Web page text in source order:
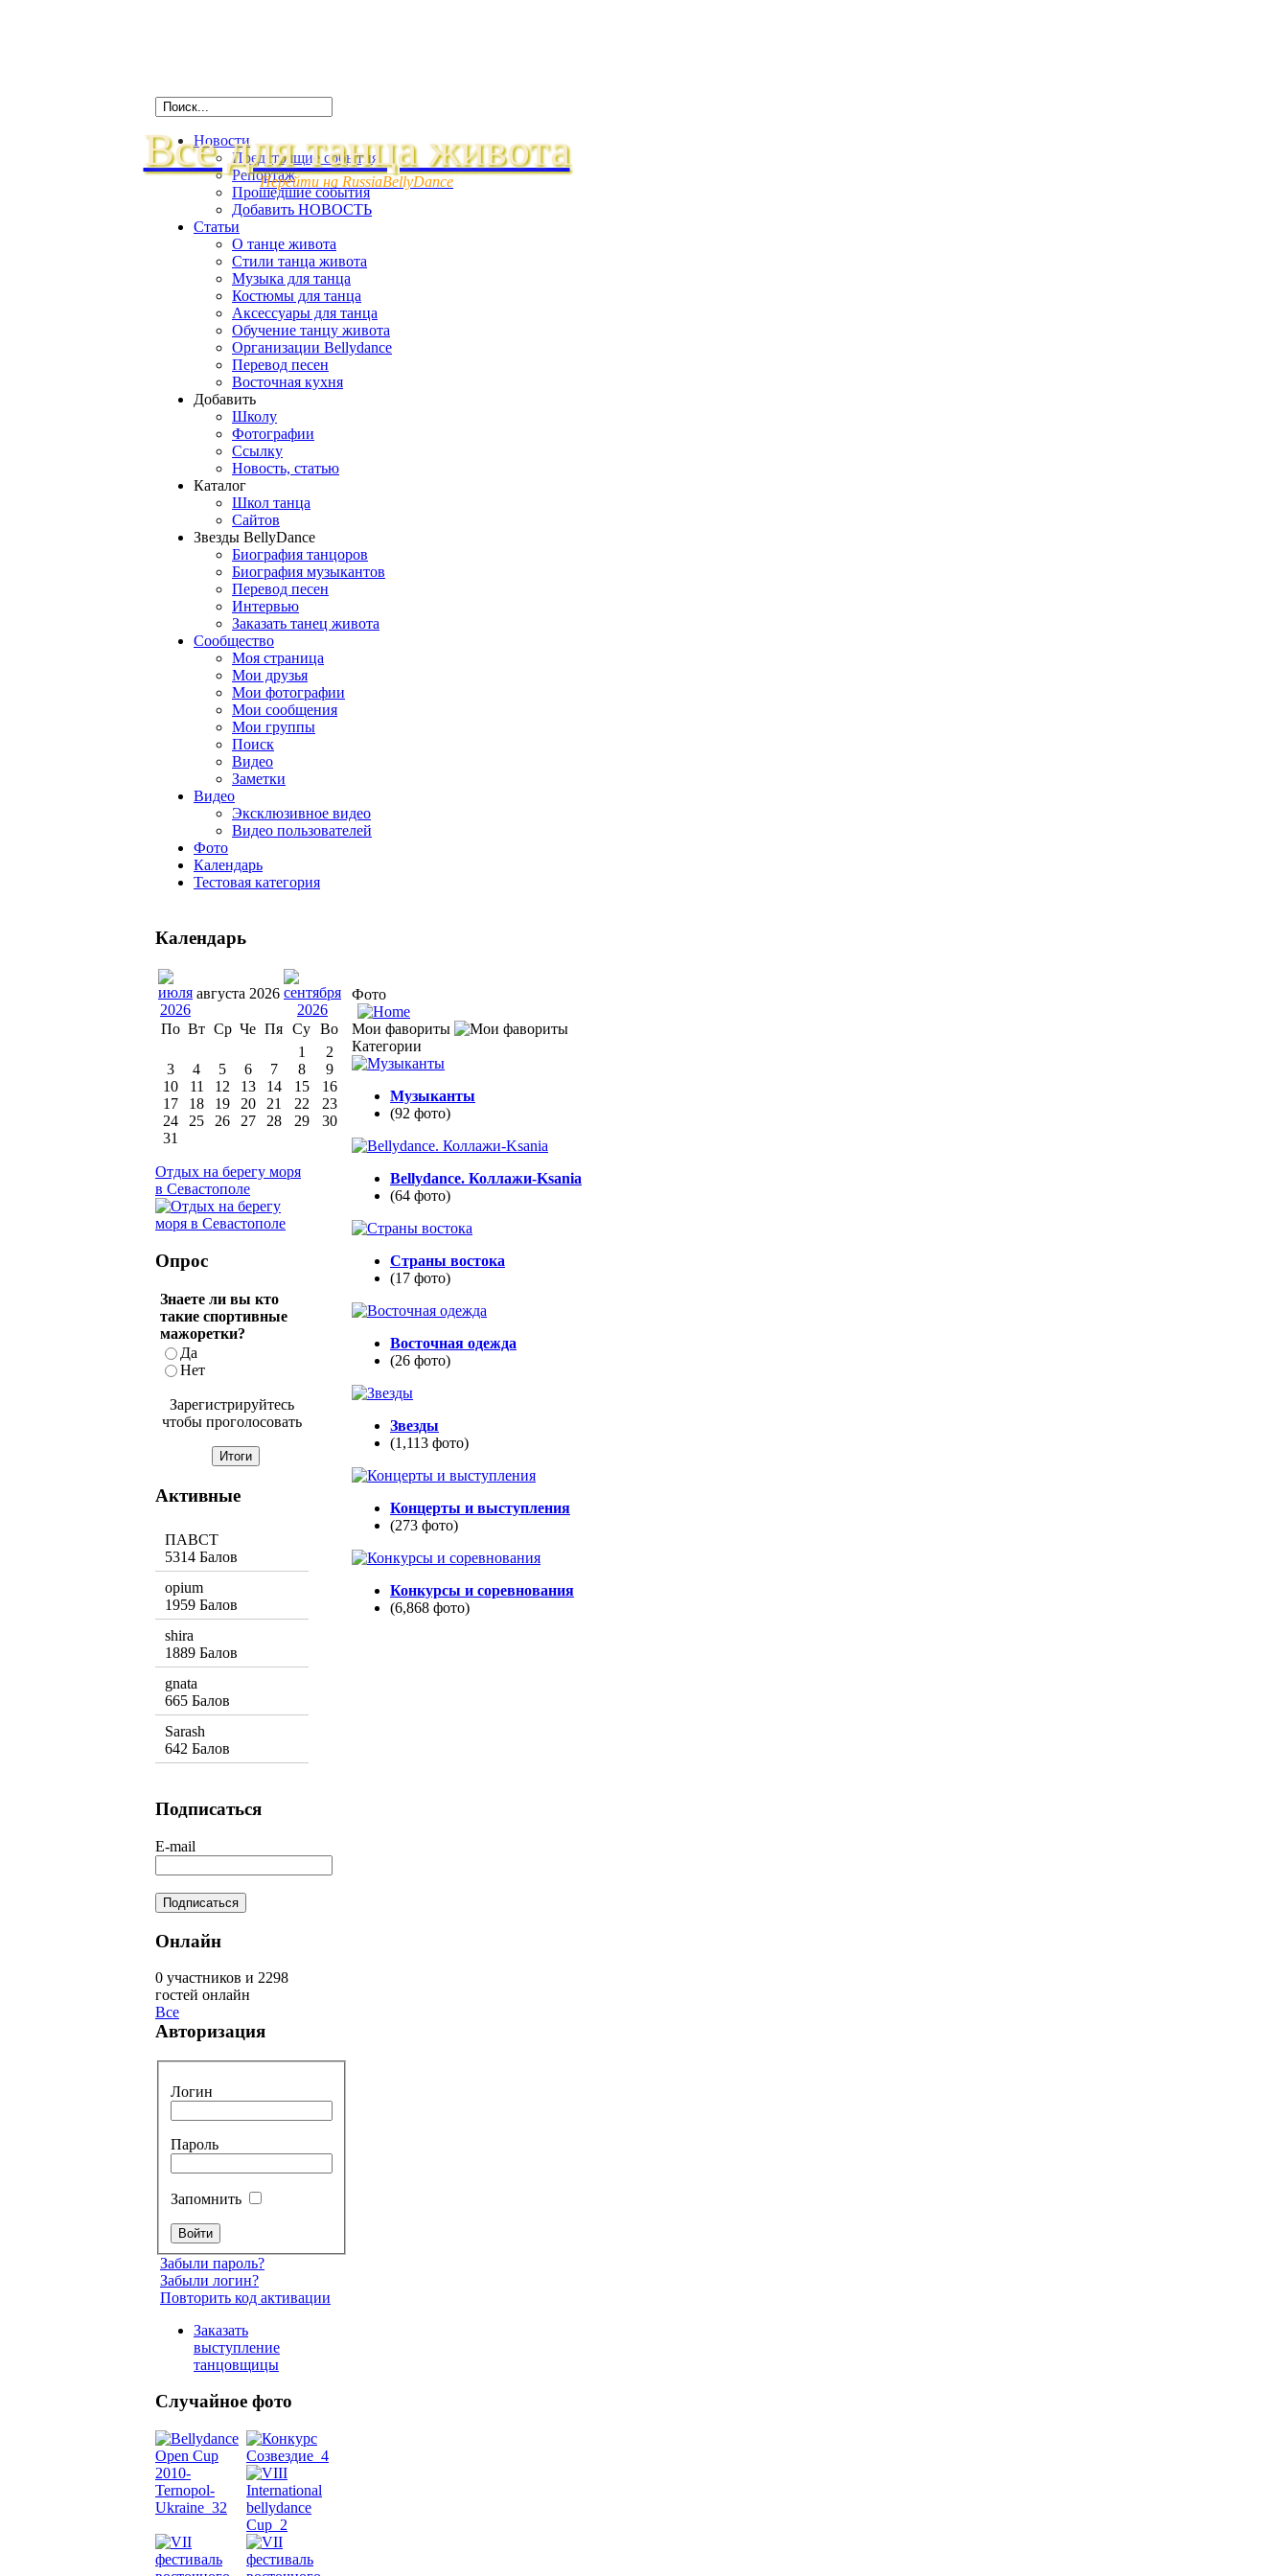
Все для танца живота
Перейти на RussiaBellyDance
Новости
Предстоящие события
Репортаж
Прошедшие события
Добавить НОВОСТЬ
Статьи
О танце живота
Стили танца живота
Музыка для танца
Костюмы для танца
Аксессуары для танца
Обучение танцу живота
Организации Bellydance
Перевод песен
Восточная кухня
Добавить
Школу
Фотографии
Ссылку
Новость, статью
Каталог
Школ танца
Сайтов
Звезды BellyDance
Биография танцоров
Биография музыкантов
Перевод песен
Интервью
Заказать танец живота
Сообщество
Моя страница
Мои друзья
Мои фотографии
Мои сообщения
Мои группы
Поиск
Видео
Заметки
Видео
Эксклюзивное видео
Видео пользователей
Фото
Календарь
Тестовая категория
Фото
Мои фавориты
Категории
Музыканты
(92 фото)
Bellydance. Коллажи-Ksania
(64 фото)
Страны востока
(17 фото)
Восточная одежда
(26 фото)
Звезды
(1,113 фото)
Концерты и выступления
(273 фото)
Конкурсы и соревнования
(6,868 фото)
Календарь
августа 2026
По Вт Ср Че Пя Су Во
1
2
3
4 5 6 7 8
9
10
11 12 13 14 15
16
17
18 19 20 21 22
23
24
25 26 27 28 29
30
31
Отдых на берегу моря
в Севастополе
Опрос
Знаете ли вы кто
такие спортивные
мажоретки?
Да
Нет
Зарегистрируйтесь
чтобы проголосовать
Активные
ПАВСТ
5314 Балов
opium
1959 Балов
shira
1889 Балов
gnata
665 Балов
Sarash
642 Балов
Подписаться
E-mail
Онлайн
0 участников и 2298
гостей онлайн
Все
Авторизация
Логин
Пароль
Запомнить
Забыли пароль?
Забыли логин?
Повторить код активации
Заказать
выступление
танцовщицы
Случайное фото